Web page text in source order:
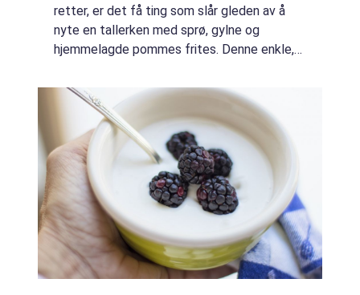
retter, er det få ting som slår gleden av å
nyte en tallerken med sprø, gylne og
hjemmelagde pommes frites. Denne enkle,
blant mat- og drikkeentusiaster over hele